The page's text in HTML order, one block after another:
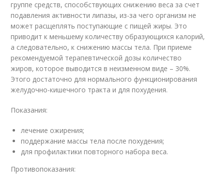
группе средств, способствующих снижению веса за счет
подавления активности липазы, из-за чего организм не
может расщеплять поступающие с пищей жиры. Это
приводит к меньшему количеству образующихся калорий,
а следовательно, к снижению массы тела. При приеме
рекомендуемой терапевтической дозы количество
жиров, которое выводится в неизменном виде – 30%.
Этого достаточно для нормального функционирования
желудочно-кишечного тракта и для похудения.
Показания:
лечение ожирения;
поддержание массы тела после похудения;
для профилактики повторного набора веса.
Противопоказания: